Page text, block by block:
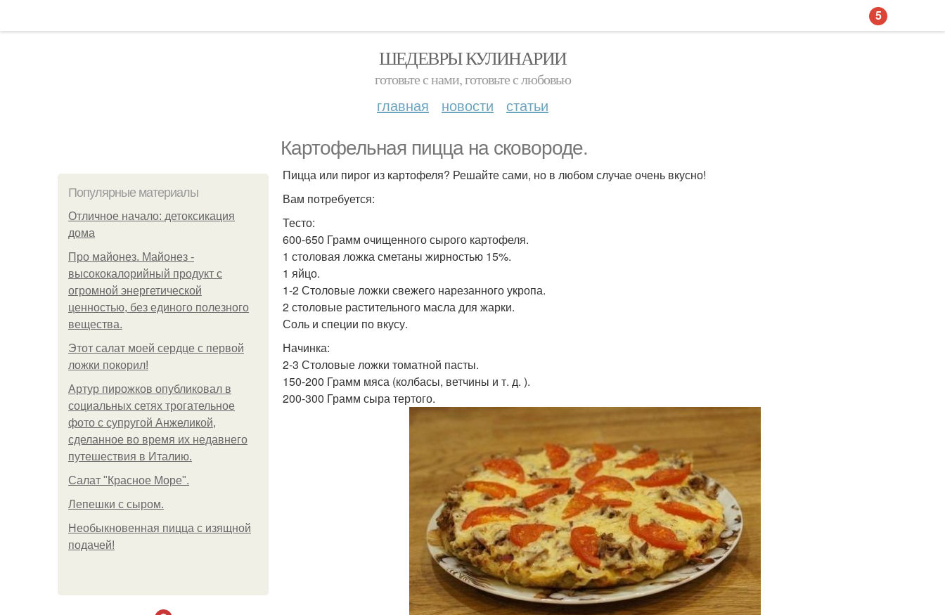
ШЕДЕВРЫ КУЛИНАРИИ
готовьте с нами, готовьте с любовью
главная новости статьи
Картофельная пицца на сковороде.
Популярные материалы
Отличное начало: детоксикация
дома
Про майонез. Майонез -
высококалорийный продукт с
огромной энергетической
ценностью, без единого полезного
вещества.
Этот салат моей сердце с первой
ложки покорил!
Артур пирожков опубликовал в
социальных сетях трогательное
фото с супругой Анжеликой,
сделанное во время их недавнего
путешествия в Италию.
Салат "Красное Море".
Лепешки с сыром.
Необыкновенная пицца с изящной
подачей!
Пицца или пирог из картофеля? Решайте сами, но в любом случае очень вкусно!
Вам потребуется:
Тесто:
600-650 Грамм очищенного сырого картофеля.
1 столовая ложка сметаны жирностью 15%.
1 яйцо.
1-2 Столовые ложки свежего нарезанного укропа.
2 столовые растительного масла для жарки.
Соль и специи по вкусу.
Начинка:
2-3 Столовые ложки томатной пасты.
150-200 Грамм мяса (колбасы, ветчины и т. д. ).
200-300 Грамм сыра тертого.
5